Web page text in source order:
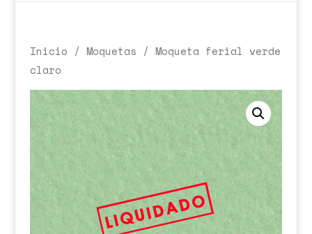
Inicio / Moquetas / Moqueta ferial verde
claro